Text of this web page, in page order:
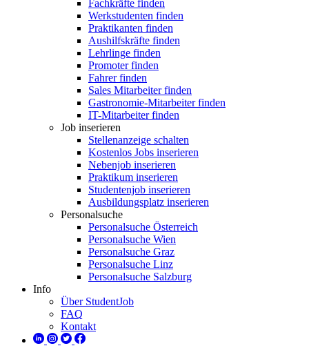
Fachkräfte finden
Werkstudenten finden
Praktikanten finden
Aushilfskräfte finden
Lehrlinge finden
Promoter finden
Fahrer finden
Sales Mitarbeiter finden
Gastronomie-Mitarbeiter finden
IT-Mitarbeiter finden
Job inserieren
Stellenanzeige schalten
Kostenlos Jobs inserieren
Nebenjob inserieren
Praktikum inserieren
Studentenjob inserieren
Ausbildungsplatz inserieren
Personalsuche
Personalsuche Österreich
Personalsuche Wien
Personalsuche Graz
Personalsuche Linz
Personalsuche Salzburg
Info
Über StudentJob
FAQ
Kontakt